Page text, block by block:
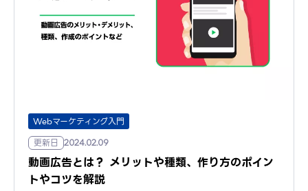
Webマーケティング入門
更新日
2024.02.09
動画広告とは？ メリットや種類、作り方のポイン
トやコツを解説